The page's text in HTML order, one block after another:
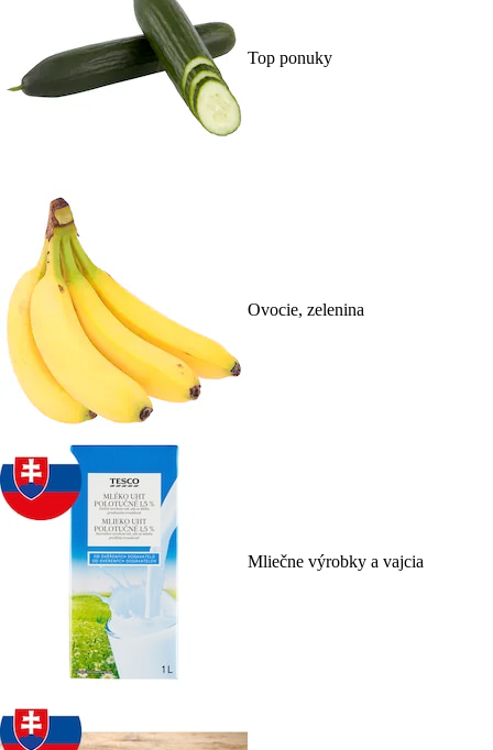
Top ponuky
Ovocie, zelenina
Mliečne výrobky a vajcia